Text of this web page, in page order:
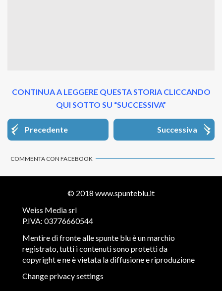
CONTINUA A LEGGERE QUESTA STORIA CLICCANDO
QUI SOTTO SU “SUCCESSIVA”
Precedente Successiva
COMMENTA CON FACEBOOK
© 2018 www.spunteblu.it
Weiss Media srl
P.IVA: 03776660544
Mentire di fronte alle spunte blu è un marchio
registrato, tutti i contenuti sono protetti da
copyright e ne è vietata la diffusione e riproduzione
Change privacy settings